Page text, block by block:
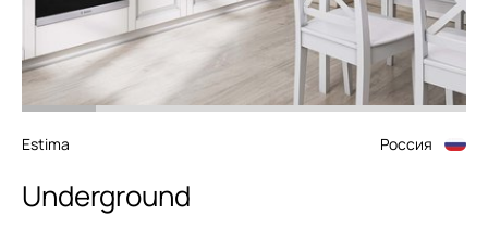
Estima Россия
Underground